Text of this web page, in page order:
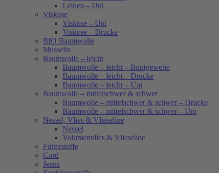
Leinen – Uni
Viskose
Viskose – Uni
Viskose – Drucke
BIO Baumwolle
Musselin
Baumwolle – leicht
Baumwolle – leicht – Buntgewebe
Baumwolle – leicht – Drucke
Baumwolle – leicht – Uni
Baumwolle – mittelschwer & schwer
Baumwolle – mittelschwer & schwer – Drucke
Baumwolle – mittelschwer & schwer – Uni
Nessel, Vlies & Vlieseline
Nessel
Volumenvlies & Vlieseline
Futterstoffe
Cord
Jeans